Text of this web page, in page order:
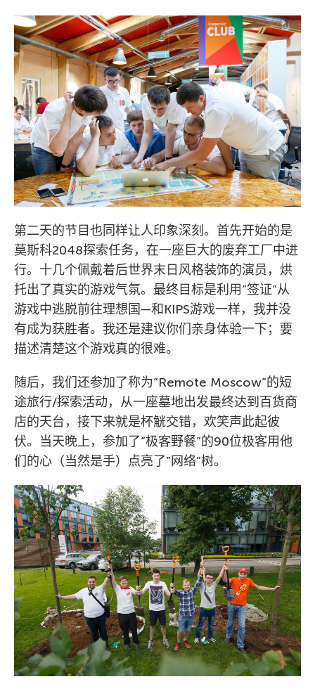
第二天的节目也同样让人印象深刻。首先开始的是
莫斯科2048探索任务，在一座巨大的废弃工厂中进
行。十几个佩戴着后世界末日风格装饰的演员，烘
托出了真实的游戏气氛。最终目标是利用”签证”从
游戏中逃脱前往理想国—和KIPS游戏一样，我并没
有成为获胜者。我还是建议你们亲身体验一下；要
描述清楚这个游戏真的很难。
随后，我们还参加了称为”Remote Moscow”的短
途旅行/探索活动，从一座墓地出发最终达到百货商
店的天台，接下来就是杯觥交错，欢笑声此起彼
伏。当天晚上，参加了”极客野餐”的90位极客用他
们的心（当然是手）点亮了”网络”树。